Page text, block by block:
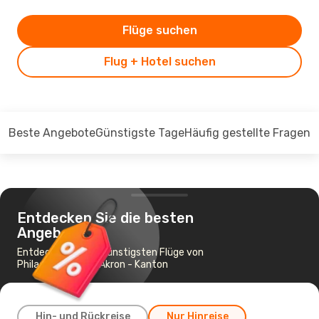
Flug + Hotel suchen
Flüge suchen
Beste AngeboteGünstigste TageHäufig gestellte Fragen
Entdecken Sie die besten
Angebote
Entdecken Sie die günstigsten Flüge von
Philadelphia nach Akron - Kanton
Hin- und Rückreise Nur Hinreise